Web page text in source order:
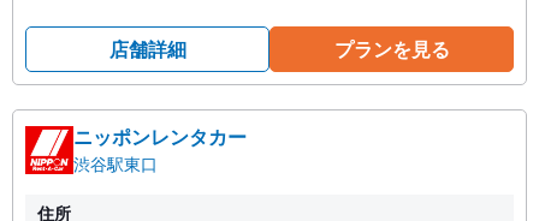
店舗詳細 プランを見る
ニッポンレンタカー
渋谷駅東口
住所